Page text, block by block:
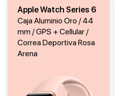
Apple Watch Series 6
Caja Aluminio Oro / 44
mm / GPS + Cellular /
Correa Deportiva Rosa
Arena